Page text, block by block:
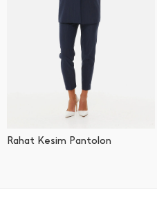
Rahat Kesim Pantolon